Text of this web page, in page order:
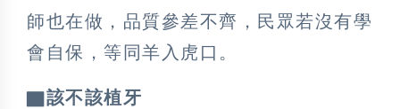
師也在做，品質參差不齊，民眾若沒有學
會自保，等同羊入虎口。
▇該不該植牙